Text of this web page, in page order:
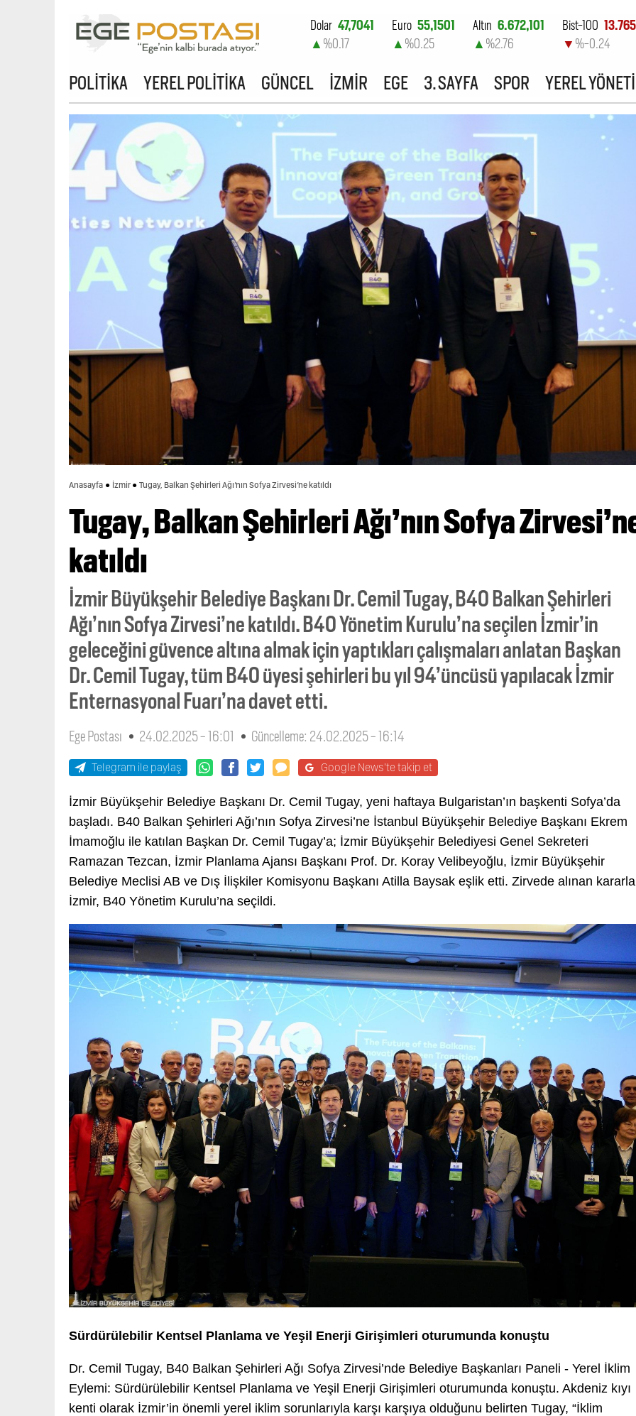
Dolar 47,7041
▲ %0.17
Euro 55,1501
▲ %0.25
Altın 6.672,101
▲ %2.76
Bist-100
▼ %-0.24
POLİTİKA YEREL POLİTİKA GÜNCEL İZMİR EGE 3. SAYFA SPOR YEREL
Anasayfa İzmir Tugay, Balkan Şehirleri Ağı’nın Sofya Zirvesi’ne katıldı
Tugay, Balkan Şehirleri Ağı’nın Sofya
katıldı
İzmir Büyükşehir Belediye Başkanı Dr. Cemil Tugay, B40 Balkan Şehirleri
Ağı’nın Sofya Zirvesi’ne katıldı. B40 Yönetim Kurulu’na seçilen İzmir’in
geleceğini güvence altına almak için yaptıkları çalışmaları anlatan Başkan
Dr. Cemil Tugay, tüm B40 üyesi şehirleri bu yıl 94’üncüsü yapılacak İzmir
Enternasyonal Fuarı’na davet etti.
Ege Postası 24.02.2025 - 16:01 Güncelleme: 24.02.2025 - 16:14
Telegram ile paylaş Google News'te takip et
İzmir Büyükşehir Belediye Başkanı Dr. Cemil Tugay, yeni haftaya Bulgaristan’ın başkenti Sofya’da
başladı. B40 Balkan Şehirleri Ağı’nın Sofya Zirvesi’ne İstanbul Büyükşehir Belediye Başkanı Ekrem
İmamoğlu ile katılan Başkan Dr. Cemil Tugay’a; İzmir Büyükşehir Belediyesi Genel Sekreteri
Ramazan Tezcan, İzmir Planlama Ajansı Başkanı Prof. Dr. Koray Velibeyoğlu, İzmir Büyükşehir
Belediye Meclisi AB ve Dış İlişkiler Komisyonu Başkanı Atilla Baysak eşlik etti. Zirvede alınan kararla
İzmir, B40 Yönetim Kurulu’na seçildi.
Sürdürülebilir Kentsel Planlama ve Yeşil Enerji Girişimleri oturumunda konuştu
Dr. Cemil Tugay, B40 Balkan Şehirleri Ağı Sofya Zirvesi’nde Belediye Başkanları Paneli - Yerel İklim
Eylemi: Sürdürülebilir Kentsel Planlama ve Yeşil Enerji Girişimleri oturumunda konuştu. Akdeniz kıyı
kenti olarak İzmir’in önemli yerel iklim sorunlarıyla karşı karşıya olduğunu belirten Tugay, “İklim